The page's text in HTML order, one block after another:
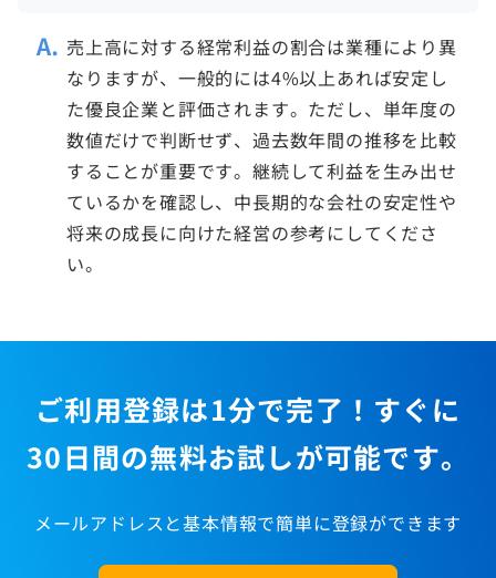
売上高に対する経常利益の割合は業種により異
なりますが、一般的には4%以上あれば安定し
た優良企業と評価されます。ただし、単年度の
数値だけで判断せず、過去数年間の推移を比較
することが重要です。継続して利益を生み出せ
ているかを確認し、中長期的な会社の安定性や
将来の成長に向けた経営の参考にしてくださ
い。
ご利用登録は1分で完了！すぐに
30日間の無料お試しが可能です。
メールアドレスと基本情報で簡単に登録ができます